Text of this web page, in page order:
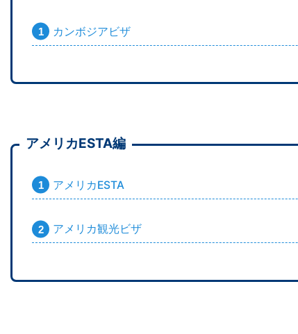
カンボジアビザ
アメリカESTA編
アメリカESTA
アメリカ観光ビザ